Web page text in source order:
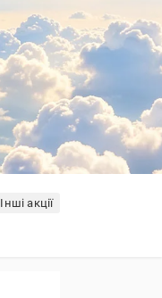
Інші акції